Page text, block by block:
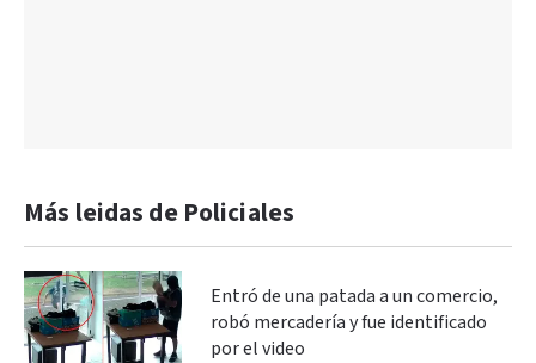
Más leidas de Policiales
Entró de una patada a un comercio,
robó mercadería y fue identificado
por el video